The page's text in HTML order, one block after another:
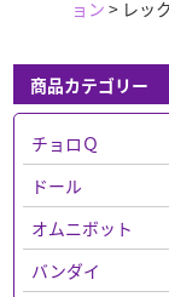
ョン > レッ
商品カテゴリー
チョロＱ
ドール
オムニボット
バンダイ